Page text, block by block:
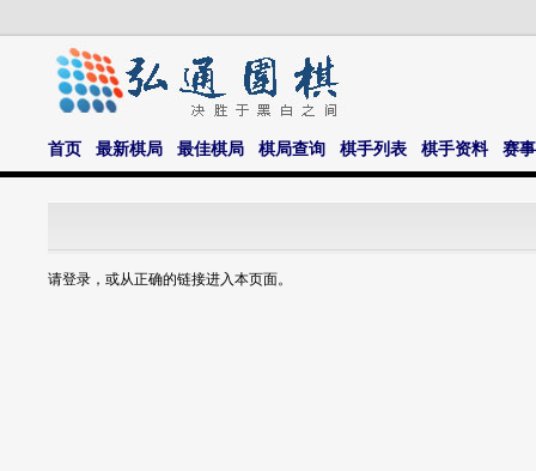
首页 最新棋局 最佳棋局 棋局查询 棋手列表 棋手资料 赛
请登录，或从正确的链接进入本页面。